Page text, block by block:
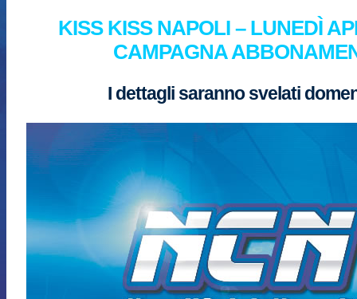
KISS KISS NAPOLI – LUNEDÌ
CAMPAGNA
I dettagli saranno svelati